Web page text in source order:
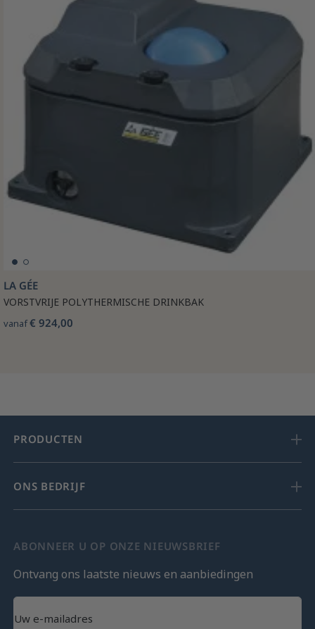
LA GÉE
VORSTVRIJE POLYTHERMISCHE DRINKBAK
vanaf€ 924,00
PRODUCTEN
ONS BEDRIJF
ABONNEER U OP ONZE NIEUWSBRIEF
Ontvang ons laatste nieuws en aanbiedingen